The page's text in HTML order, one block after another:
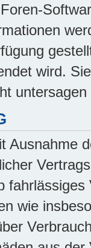
wird.
Ausnahme
wie